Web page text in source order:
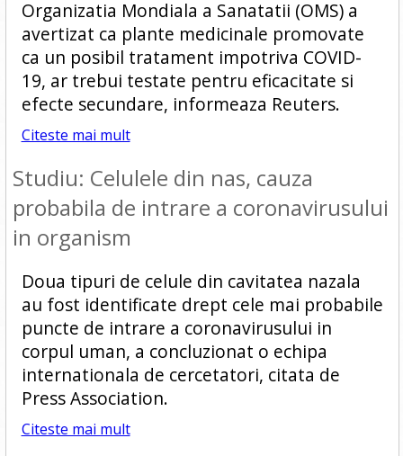
Organizatia Mondiala a Sanatatii (OMS) a
avertizat ca plante medicinale promovate
ca un posibil tratament impotriva COVID-
19, ar trebui testate pentru eficacitate si
efecte secundare, informeaza Reuters.
Citeste mai mult
Studiu: Celulele din nas, cauza
probabila de intrare a coronavirusului
in organism
Doua tipuri de celule din cavitatea nazala
au fost identificate drept cele mai probabile
puncte de intrare a coronavirusului in
corpul uman, a concluzionat o echipa
internationala de cercetatori, citata de
Press Association.
Citeste mai mult